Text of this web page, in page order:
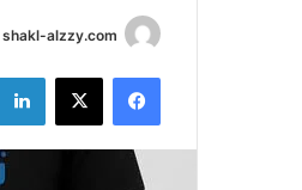
shakl-alzzy.com
فيسبوك X